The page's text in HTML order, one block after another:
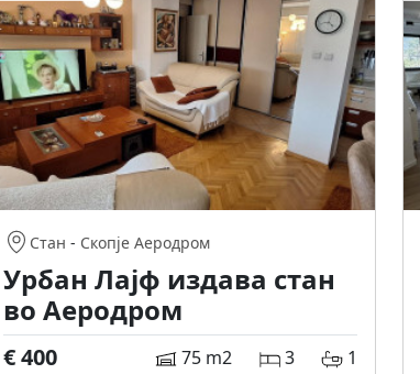
Стан - Скопје Аеродром
Урбан Лајф издава стан
во Аеродром
€ 400 75 m2 3 1